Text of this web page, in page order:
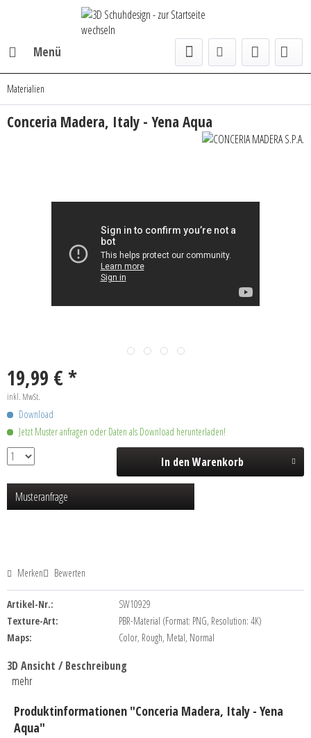
Menü
Materialien
Conceria Madera, Italy - Yena Aqua
19,99 € *
inkl. MwSt.
Download
Jetzt Muster anfragen oder Daten als Download herunterladen!
In denWarenkorb
Musteranfrage
Merken Bewerten
Artikel-Nr.:
SW10929
Texture-Art:
PBR-Material (Format: PNG, Resolution: 4K)
Maps:
Color, Rough, Metal, Normal
3D Ansicht / Beschreibung
mehr
Produktinformationen "Conceria Madera, Italy - Yena
Aqua"